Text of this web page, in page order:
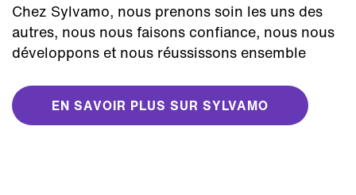
Chez Sylvamo, nous prenons soin les uns des
autres, nous nous faisons confiance, nous nous
développons et nous réussissons ensemble
EN SAVOIR PLUS SUR SYLVAMO